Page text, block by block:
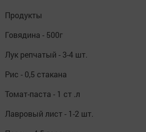
Продукты
Говядина - 500г
Лук репчатый - 3-4 шт.
Рис - 0,5 стакана
Томат-паста - 1 ст .л
Лавровый лист - 1-2 шт.